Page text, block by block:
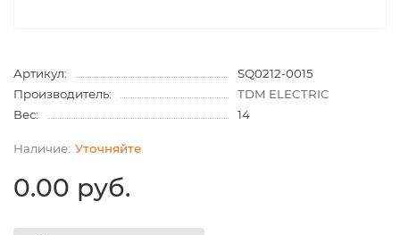
Артикул:
SQ0212-0015
Производитель:
TDM ELECTRIC
Вес:
14
Уточняйте
0.00 руб.